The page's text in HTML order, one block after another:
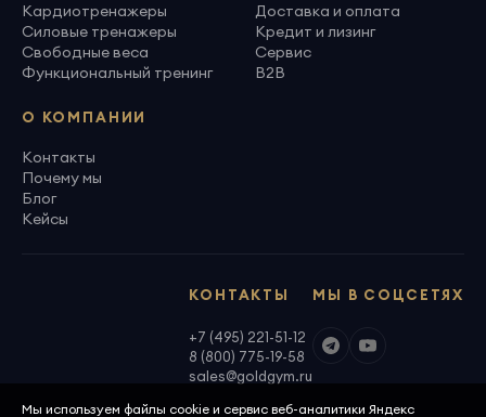
Кардиотренажеры
Силовые тренажеры
Свободные веса
Функциональный тренинг
Доставка и оплата
Кредит и лизинг
Сервис
B2B
О КОМПАНИИ
Контакты
Почему мы
Блог
Кейсы
МЫ В СОЦСЕТЯХ
КОНТАКТЫ
+7 (495) 221-51-12
8 (800) 775-19-58
sales@goldgym.ru
Мы используем файлы cookie и сервис веб-аналитики Яндекс